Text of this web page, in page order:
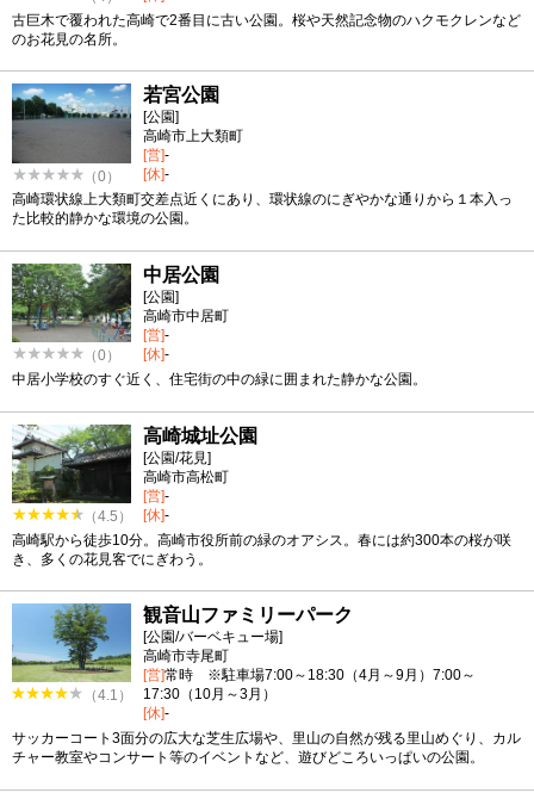
古巨木で覆われた高崎で2番目に古い公園。桜や天然記念物のハクモクレンなど
のお花見の名所。
（0）
若宮公園
[公園]
高崎市上大類町
[営]-
[休]-
高崎環状線上大類町交差点近くにあり、環状線のにぎやかな通りから１本入っ
た比較的静かな環境の公園。
（0）
中居公園
[公園]
高崎市中居町
[営]-
[休]-
中居小学校のすぐ近く、住宅街の中の緑に囲まれた静かな公園。
（4.5）
高崎城址公園
[公園/花見]
高崎市高松町
[営]-
[休]-
高崎駅から徒歩10分。高崎市役所前の緑のオアシス。春には約300本の桜が咲
き、多くの花見客でにぎわう。
（4.1）
観音山ファミリーパーク
[公園/バーベキュー場]
高崎市寺尾町
[営]常時 ※駐車場7:00～18:30（4月～9月）7:00～
17:30（10月～3月）
[休]-
サッカーコート3面分の広大な芝生広場や、里山の自然が残る里山めぐり、カル
チャー教室やコンサート等のイベントなど、遊びどころいっぱいの公園。